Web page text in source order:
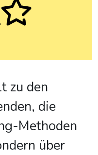
zu den
die
Methoden
über